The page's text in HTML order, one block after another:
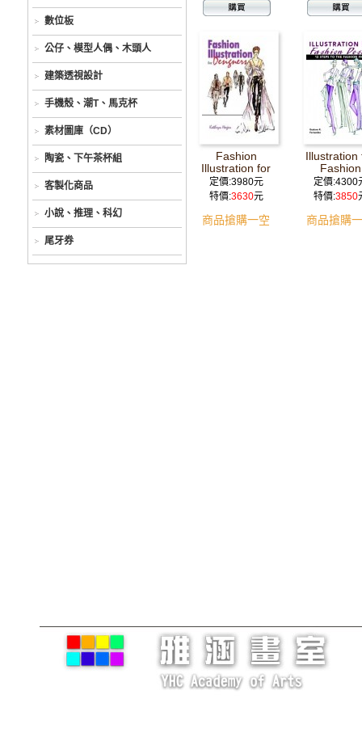
數位板
公仔、模型人偶、木頭人
建築透視設計
手機殼、潮T、馬克杯
素材圖庫（CD）
陶瓷、下午茶杯組
客製化商品
小說、推理、科幻
尾牙券
Fashion
Illustration for
Designers :
Spiral
(PAP/DVDR)
定價:3980元
特價:3630元
商品搶購一空
Illustration
Fashion
Design :
Steps to
Fashion
(PAP/
定價:4300
特價:3850
商品搶購